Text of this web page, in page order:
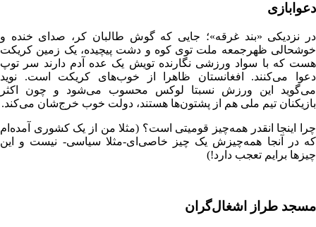
دعوابازی
در نزدیکی «بند غرقه»؛ جایی که گوش طالبان کر، صدای خنده و
خوشحالی ظهرجمعه ملت توی کوه و دشت پیچیده، یک زمین کریکت
هست که با سواد ورزشی نگارنده تویش یک عده آدم دارند سر توپ
دعوا می‌کنند. افغانستان ظاهرا از خوب‌های کریکت است. نوید
می‌گوید این ورزش نسبتا لوکس محسوب می‌شود و چون اکثر
بازیکنان تیم ملی هم از پشتون‌ها هستند، دولت خوب خرج‌شان می‌کند.
چرا اینجا انقدر همه‌چیز قومیتی است؟ (مثلا من از یک کشوری آمده‌ام
که در آنجا همه‌چیزش یک چیز خاصی‌ای-مثلا سیاسی- نیست و این
چیزها برایم تعجب دارد!)
مسجد طراز اشغال‌گران